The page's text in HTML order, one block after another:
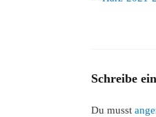
Schreibe
Du musst